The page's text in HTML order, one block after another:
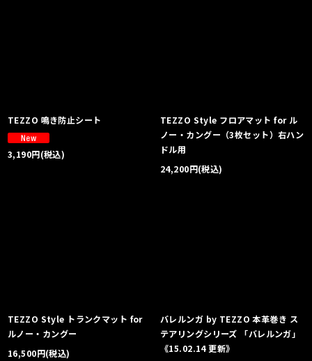
TEZZO 鳴き防止シート
3,190円(税込)
TEZZO Style フロアマット for ル
ノー・カングー（3枚セット）右ハン
ドル用
24,200円(税込)
TEZZO Style トランクマット for
ルノー・カングー
16,500円(税込)
バレルンガ by TEZZO 本革巻き ス
テアリングシリーズ 「バレルンガ」
《15.02.14 更新》